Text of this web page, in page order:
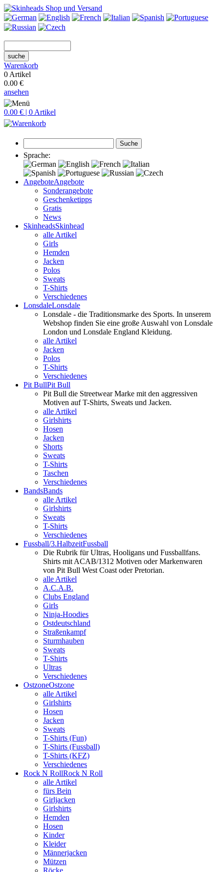
suche
Warenkorb
0 Artikel
0.00 €
ansehen
0.00 € | 0 Artikel
Suche
Sprache:
AngeboteAngebote
Sonderangebote
Geschenketipps
Gratis
News
SkinheadsSkinhead
alle Artikel
Girls
Hemden
Jacken
Polos
Sweats
T-Shirts
Verschiedenes
LonsdaleLonsdale
Lonsdale - die Traditionsmarke des Sports. In unserem
Webshop finden Sie eine große Auswahl von Lonsdale
London und Lonsdale England Kleidung.
alle Artikel
Jacken
Polos
T-Shirts
Verschiedenes
Pit BullPit Bull
Pit Bull die Streetwear Marke mit den aggressiven
Motiven auf T-Shirts, Sweats und Jacken.
alle Artikel
Girlshirts
Hosen
Jacken
Shorts
Sweats
T-Shirts
Taschen
Verschiedenes
BandsBands
alle Artikel
Girlshirts
Sweats
T-Shirts
Verschiedenes
Fussball/3.HalbzeitFussball
Die Rubrik für Ultras, Hooligans und Fussballfans.
Shirts mit ACAB/1312 Motiven oder Markenwaren
von Pit Bull West Coast oder Pretorian.
alle Artikel
A.C.A.B.
Clubs England
Girls
Ninja-Hoodies
Ostdeutschland
Straßenkampf
Sturmhauben
Sweats
T-Shirts
Ultras
Verschiedenes
OstzoneOstzone
alle Artikel
Girlshirts
Hosen
Jacken
Sweats
T-Shirts (Fun)
T-Shirts (Fussball)
T-Shirts (KFZ)
Verschiedenes
Rock N RollRock N Roll
alle Artikel
fürs Bein
Girljacken
Girlshirts
Hemden
Hosen
Kinder
Kleider
Männerjacken
Mützen
Röcke